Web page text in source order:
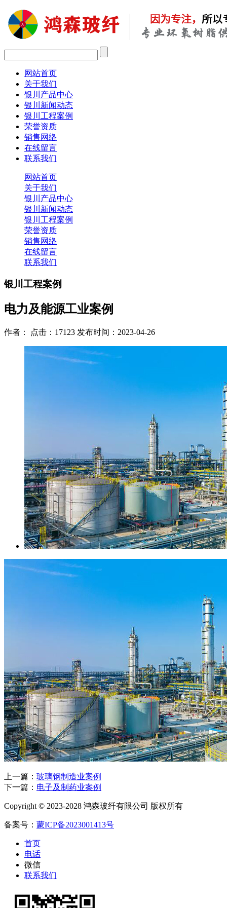
网站首页
关于我们
银川产品中心
银川新闻动态
银川工程案例
荣誉资质
销售网络
在线留言
联系我们
网站首页
关于我们
银川产品中心
银川新闻动态
银川工程案例
荣誉资质
销售网络
在线留言
联系我们
银川工程案例
电力及能源工业案例
作者： 点击：17123 发布时间：2023-04-26
上一篇： 玻璃钢制造业案例
下一篇： 电子及制药业案例
Copyright © 2023-2028 鸿森玻纤有限公司 版权所有
备案号： 蒙ICP备2023001413号
首页
电话
微信
联系我们